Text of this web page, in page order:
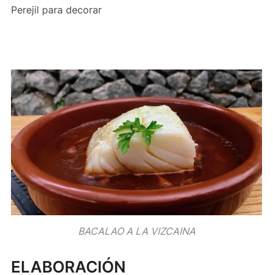
Perejil para decorar
BACALAO A LA VIZCAINA
ELABORACIÓN